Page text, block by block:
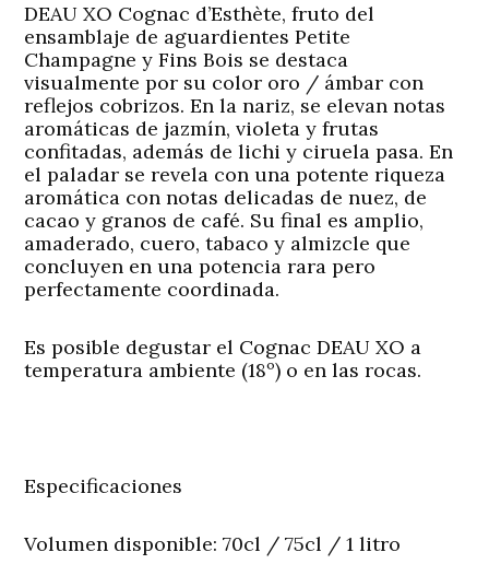
DEAU XO Cognac d’Esthète, fruto del
ensamblaje de aguardientes Petite
Champagne y Fins Bois se destaca
visualmente por su color oro / ámbar con
reflejos cobrizos. En la nariz, se elevan notas
aromáticas de jazmín, violeta y frutas
confitadas, además de lichi y ciruela pasa. En
el paladar se revela con una potente riqueza
aromática con notas delicadas de nuez, de
cacao y granos de café. Su final es amplio,
amaderado, cuero, tabaco y almizcle que
concluyen en una potencia rara pero
perfectamente coordinada.
Es posible degustar el Cognac DEAU XO a
temperatura ambiente (18º) o en las rocas.
Especificaciones
Volumen disponible: 70cl / 75cl / 1 litro